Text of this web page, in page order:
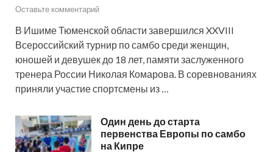
Оставьте комментарий
В Ишиме Тюменской области завершился XXVIII
Всероссийский турнир по самбо среди женщин,
юношей и девушек до 18 лет, памяти заслуженного
тренера России Николая Комарова. В соревнованиях
приняли участие спортсмены из …
Один день до старта
первенства Европы по самбо
на Кипре